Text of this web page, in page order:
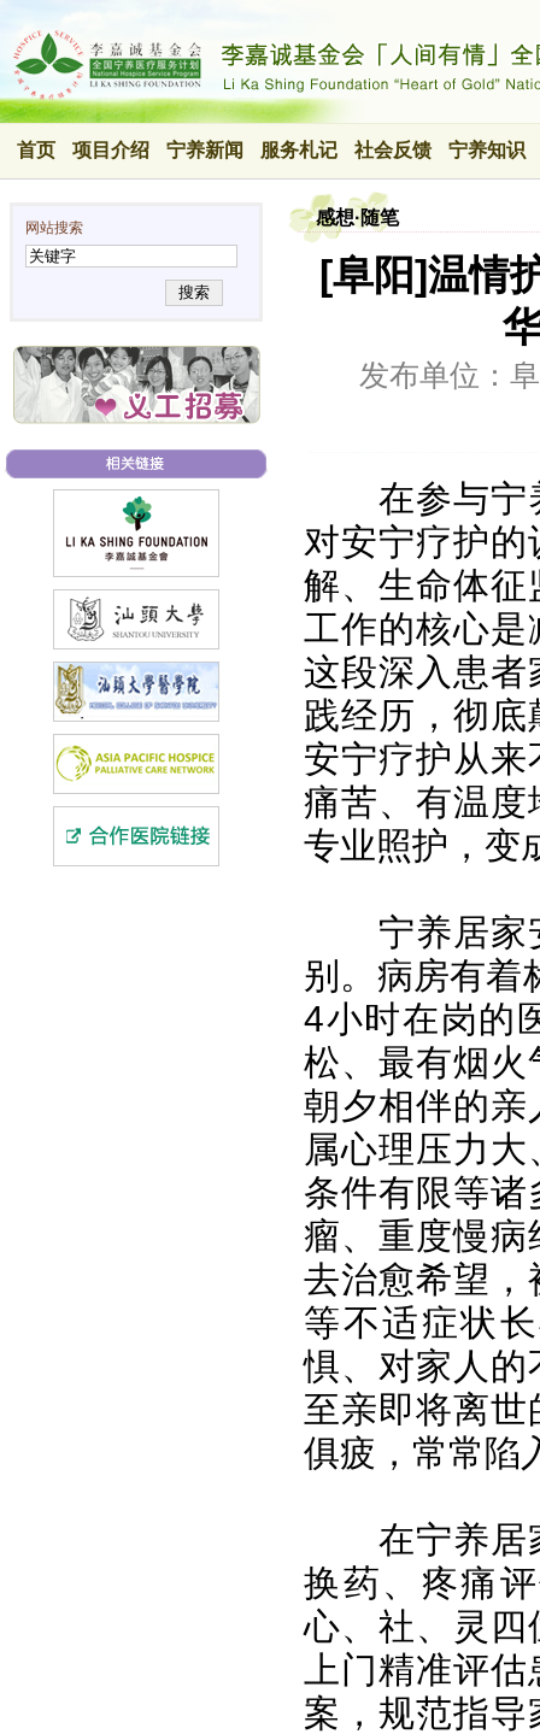
首页 项目介绍 宁养新闻 服务札记 社会反馈 宁养知识
网站搜索
搜索
感想·随笔
[阜阳]温情
发布单位：
在参与宁
对安宁疗护
解、生命体
工作的核心
这段深入患
践经历，彻
安宁疗护从
痛苦、有温
专业照护，变
宁养居家
别。病房有着
4小时在岗的
松、最有烟
朝夕相伴的
属心理压力
条件有限等
瘤、重度慢
去治愈希望
等不适症状
惧、对家人
至亲即将离
俱疲，常常陷
在宁养居
换药、疼痛
心、社、灵
上门精准评
案，规范指